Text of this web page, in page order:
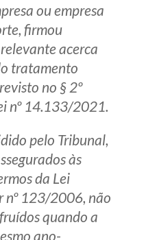
Setembro, 4698
PR CEP80240-000
2109-8666
98881-6616
ou empresa
firmou
acerca
tratamento
no § 2º
nº 14.133/2021.
pelo Tribunal,
às
da Lei
nº 123/2006, não
quando a
ano-